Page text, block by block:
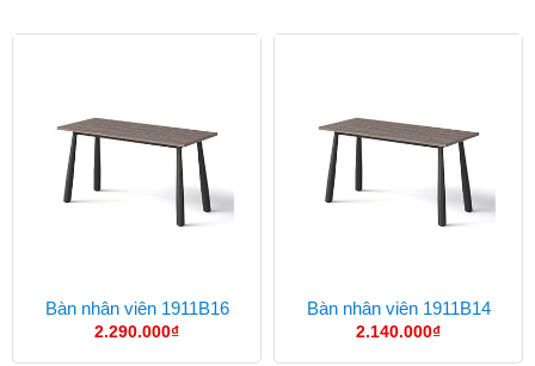
Bàn nhân viên 1911B16
2.290.000₫
Bàn nhân viên 1911B14
2.140.000₫